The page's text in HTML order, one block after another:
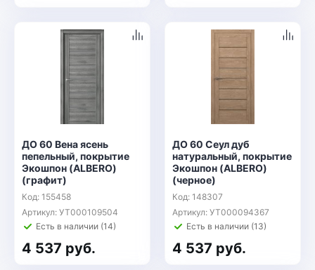
ДО 60 Вена ясень
пепельный, покрытие
Экошпон (ALBERO)
(графит)
Код: 155458
Артикул: УТ000109504
Есть в наличии (14)
4 537 руб.
ДО 60 Сеул дуб
натуральный, покрытие
Экошпон (ALBERO)
(черное)
Код: 148307
Артикул: УТ000094367
Есть в наличии (13)
4 537 руб.